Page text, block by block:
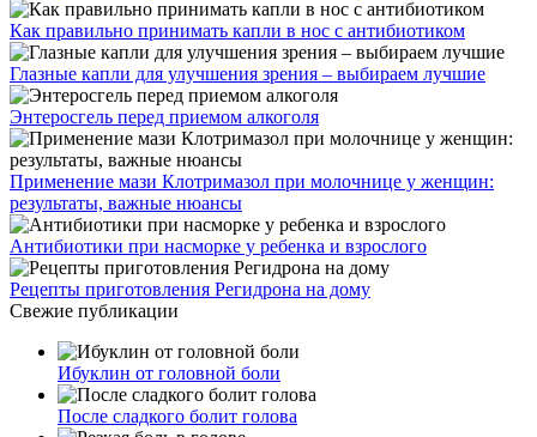
Как правильно принимать капли в нос с антибиотиком
Глазные капли для улучшения зрения – выбираем лучшие
Энтеросгель перед приемом алкоголя
Применение мази Клотримазол при молочнице у женщин:
результаты, важные нюансы
Антибиотики при насморке у ребенка и взрослого
Рецепты приготовления Регидрона на дому
Свежие публикации
Ибуклин от головной боли
После сладкого болит голова